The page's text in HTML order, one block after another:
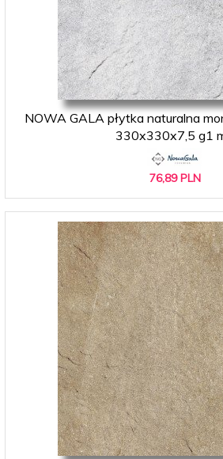
NOWA GALA płytka naturalna
330x330x7,5 g1
76,89 PLN